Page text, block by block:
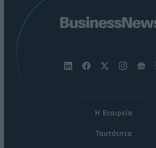
Η Εταιρεία
Ταυτότητα